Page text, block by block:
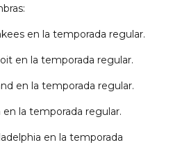
en la temporada regular.
en la temporada regular.
en la temporada regular.
la temporada regular.
en la temporada